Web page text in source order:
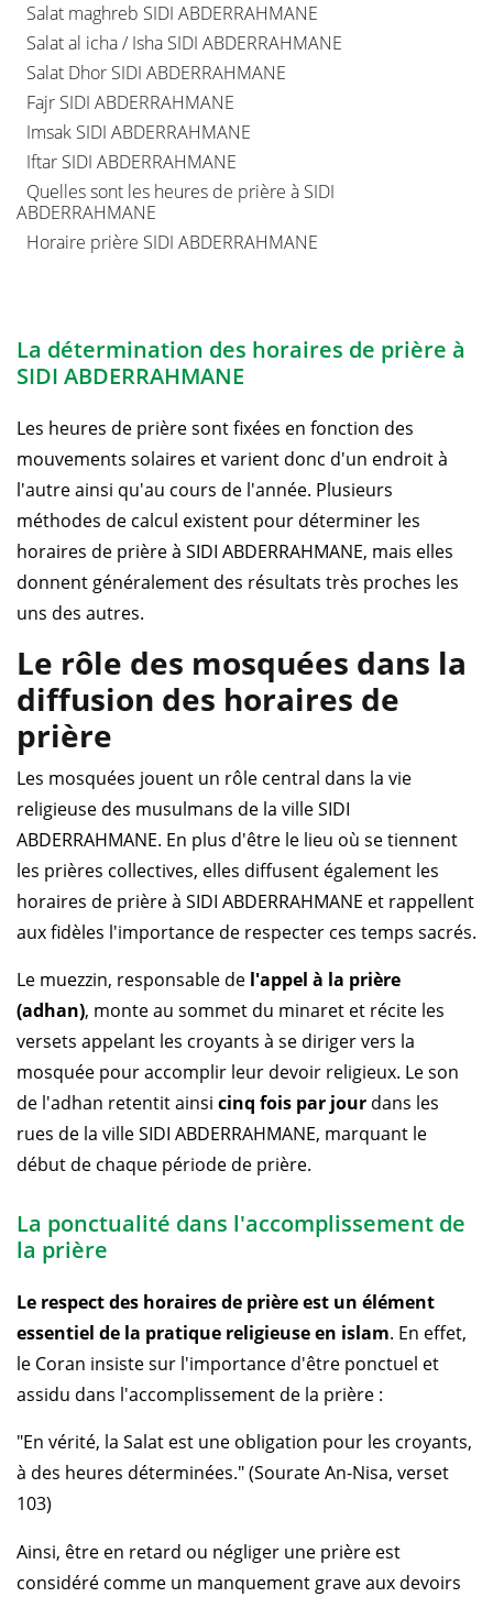
Salat maghreb SIDI ABDERRAHMANE
Salat al icha / Isha SIDI ABDERRAHMANE
Salat Dhor SIDI ABDERRAHMANE
Fajr SIDI ABDERRAHMANE
Imsak SIDI ABDERRAHMANE
Iftar SIDI ABDERRAHMANE
Quelles sont les heures de prière à SIDI
ABDERRAHMANE
Horaire prière SIDI ABDERRAHMANE
La détermination des horaires de prière à
SIDI ABDERRAHMANE
Les heures de prière sont fixées en fonction des
mouvements solaires et varient donc d'un endroit à
l'autre ainsi qu'au cours de l'année. Plusieurs
méthodes de calcul existent pour déterminer les
horaires de prière à SIDI ABDERRAHMANE, mais elles
donnent généralement des résultats très proches les
uns des autres.
Le rôle des mosquées dans la
diffusion des horaires de
prière
Les mosquées jouent un rôle central dans la vie
religieuse des musulmans de la ville SIDI
ABDERRAHMANE. En plus d'être le lieu où se tiennent
les prières collectives, elles diffusent également les
horaires de prière à SIDI ABDERRAHMANE et rappellent
aux fidèles l'importance de respecter ces temps sacrés.
Le muezzin, responsable de l'appel à la prière
(adhan), monte au sommet du minaret et récite les
versets appelant les croyants à se diriger vers la
mosquée pour accomplir leur devoir religieux. Le son
de l'adhan retentit ainsi cinq fois par jour dans les
rues de la ville SIDI ABDERRAHMANE, marquant le
début de chaque période de prière.
La ponctualité dans l'accomplissement de
la prière
Le respect des horaires de prière est un élément
essentiel de la pratique religieuse en islam. En effet,
le Coran insiste sur l'importance d'être ponctuel et
assidu dans l'accomplissement de la prière :
"En vérité, la Salat est une obligation pour les croyants,
à des heures déterminées." (Sourate An-Nisa, verset
103)
Ainsi, être en retard ou négliger une prière est
considéré comme un manquement grave aux devoirs